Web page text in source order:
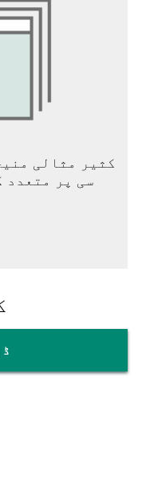
کثیر مثالی
سی پر متعدد